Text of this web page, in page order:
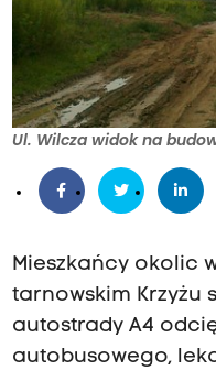
Ul. Wilcza widok na
Mieszkańcy okolic
tarnowskim Krzyżu
autostrady A4
autobusowego,